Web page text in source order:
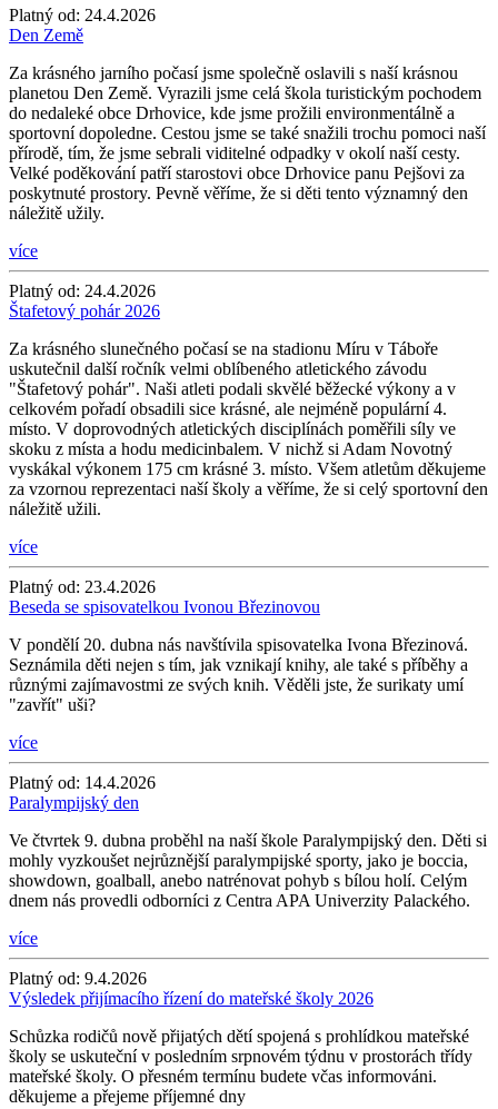
Platný od: 24.4.2026
Den Země
Za krásného jarního počasí jsme společně oslavili s naší krásnou
planetou Den Země. Vyrazili jsme celá škola turistickým pochodem
do nedaleké obce Drhovice, kde jsme prožili environmentálně a
sportovní dopoledne. Cestou jsme se také snažili trochu pomoci naší
přírodě, tím, že jsme sebrali viditelné odpadky v okolí naší cesty.
Velké poděkování patří starostovi obce Drhovice panu Pejšovi za
poskytnuté prostory. Pevně věříme, že si děti tento významný den
náležitě užily.
více
Platný od: 24.4.2026
Štafetový pohár 2026
Za krásného slunečného počasí se na stadionu Míru v Táboře
uskutečnil další ročník velmi oblíbeného atletického závodu
"Štafetový pohár". Naši atleti podali skvělé běžecké výkony a v
celkovém pořadí obsadili sice krásné, ale nejméně populární 4.
místo. V doprovodných atletických disciplínách poměřili síly ve
skoku z místa a hodu medicinbalem. V nichž si Adam Novotný
vyskákal výkonem 175 cm krásné 3. místo. Všem atletům děkujeme
za vzornou reprezentaci naší školy a věříme, že si celý sportovní den
náležitě užili.
více
Platný od: 23.4.2026
Beseda se spisovatelkou Ivonou Březinovou
V pondělí 20. dubna nás navštívila spisovatelka Ivona Březinová.
Seznámila děti nejen s tím, jak vznikají knihy, ale také s příběhy a
různými zajímavostmi ze svých knih. Věděli jste, že surikaty umí
"zavřít" uši?
více
Platný od: 14.4.2026
Paralympijský den
Ve čtvrtek 9. dubna proběhl na naší škole Paralympijský den. Děti si
mohly vyzkoušet nejrůznější paralympijské sporty, jako je boccia,
showdown, goalball, anebo natrénovat pohyb s bílou holí. Celým
dnem nás provedli odborníci z Centra APA Univerzity Palackého.
více
Platný od: 9.4.2026
Výsledek přijímacího řízení do mateřské školy 2026
Schůzka rodičů nově přijatých dětí spojená s prohlídkou mateřské
školy se uskuteční v posledním srpnovém týdnu v prostorách třídy
mateřské školy. O přesném termínu budete včas informováni.
děkujeme a přejeme příjemné dny